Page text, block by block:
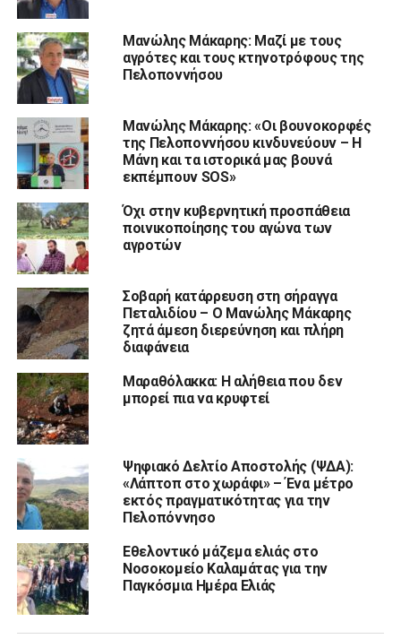
Μανώλης Μάκαρης: Μαζί με τους
αγρότες και τους κτηνοτρόφους της
Πελοποννήσου
Μανώλης Μάκαρης: «Οι βουνοκορφές
της Πελοποννήσου κινδυνεύουν – Η
Μάνη και τα ιστορικά μας βουνά
εκπέμπουν SOS»
Όχι στην κυβερνητική προσπάθεια
ποινικοποίησης του αγώνα των
αγροτών
Σοβαρή κατάρρευση στη σήραγγα
Πεταλιδίου – Ο Μανώλης Μάκαρης
ζητά άμεση διερεύνηση και πλήρη
διαφάνεια
Μαραθόλακκα: Η αλήθεια που δεν
μπορεί πια να κρυφτεί
Ψηφιακό Δελτίο Αποστολής (ΨΔΑ):
«Λάπτοπ στο χωράφι» – Ένα μέτρο
εκτός πραγματικότητας για την
Πελοπόννησο
Εθελοντικό μάζεμα ελιάς στο
Νοσοκομείο Καλαμάτας για την
Παγκόσμια Ημέρα Ελιάς